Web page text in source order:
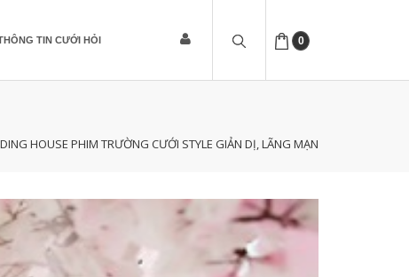
0
TIN CƯỚI HỎI
HOUSE PHIM TRƯỜNG CƯỚI STYLE GIẢN DỊ, LÃNG MẠN